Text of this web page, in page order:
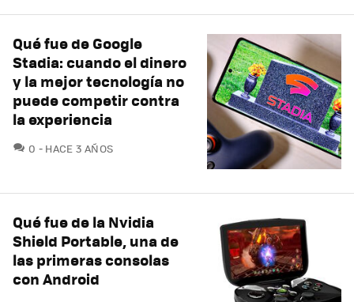
Qué fue de Google
Stadia: cuando el dinero
y la mejor tecnología no
puede competir contra
la experiencia
0 COMENTARIOS
HACE 3 AÑOS
Qué fue de la Nvidia
Shield Portable, una de
las primeras consolas
con Android